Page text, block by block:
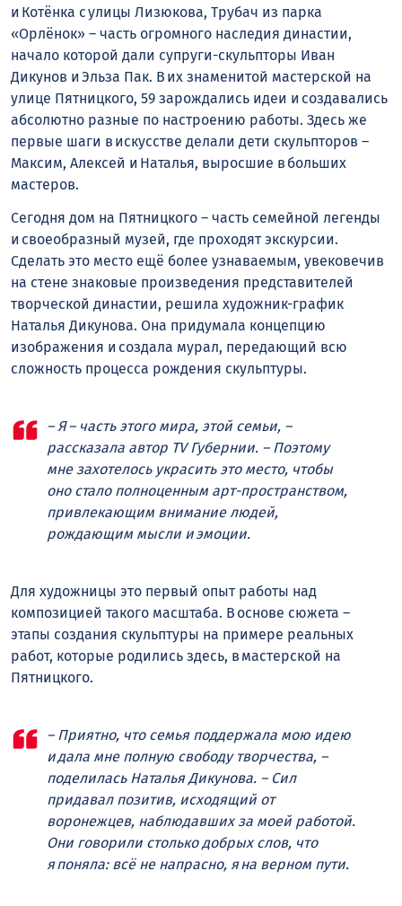
и Котёнка с улицы Лизюкова, Трубач из парка
«Орлёнок» – часть огромного наследия династии,
начало которой дали супруги-скульпторы Иван
Дикунов и Эльза Пак. В их знаменитой мастерской на
улице Пятницкого, 59 зарождались идеи и создавались
абсолютно разные по настроению работы. Здесь же
первые шаги в искусстве делали дети скульпторов –
Максим, Алексей и Наталья, выросшие в больших
мастеров.
Сегодня дом на Пятницкого – часть семейной легенды
и своеобразный музей, где проходят экскурсии.
Сделать это место ещё более узнаваемым, увековечив
на стене знаковые произведения представителей
творческой династии, решила художник-график
Наталья Дикунова. Она придумала концепцию
изображения и создала мурал, передающий всю
сложность процесса рождения скульптуры.
– Я – часть этого мира, этой семьи, –
рассказала автор TV Губернии. – Поэтому
мне захотелось украсить это место, чтобы
оно стало полноценным арт-пространством,
привлекающим внимание людей,
рождающим мысли и эмоции.
Для художницы это первый опыт работы над
композицией такого масштаба. В основе сюжета –
этапы создания скульптуры на примере реальных
работ, которые родились здесь, в мастерской на
Пятницкого.
– Приятно, что семья поддержала мою идею
и дала мне полную свободу творчества, –
поделилась Наталья Дикунова. – Сил
придавал позитив, исходящий от
воронежцев, наблюдавших за моей работой.
Они говорили столько добрых слов, что
я поняла: всё не напрасно, я на верном пути.